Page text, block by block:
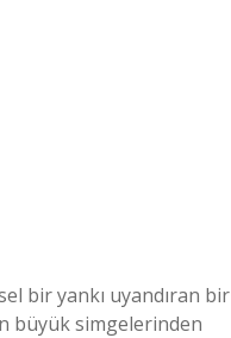
bir yankı uyandıran bir
büyük simgelerinden